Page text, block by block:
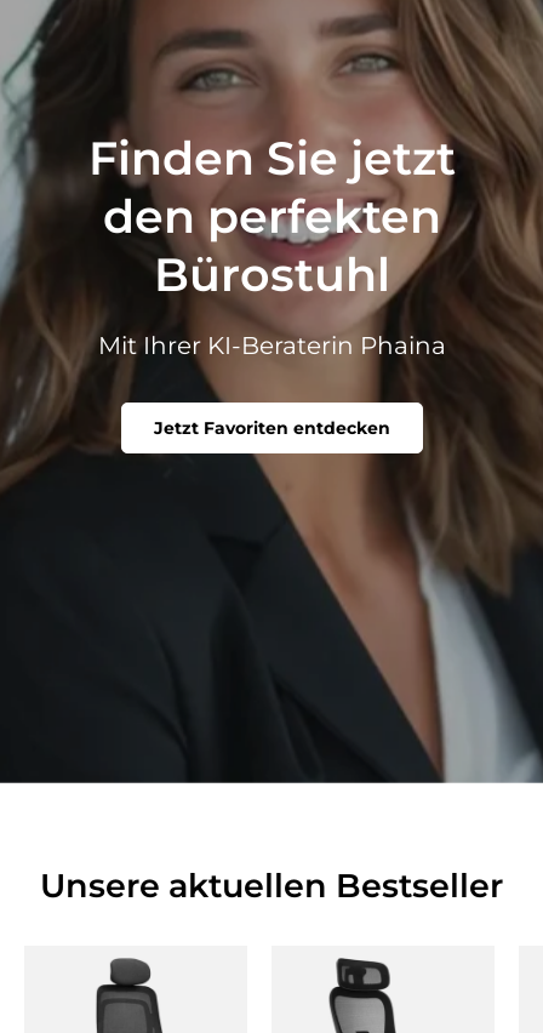
Finden Sie jetzt
den perfekten
Bürostuhl
Mit Ihrer KI-Beraterin Phaina
Jetzt Favoriten entdecken
Unsere aktuellen Bestseller